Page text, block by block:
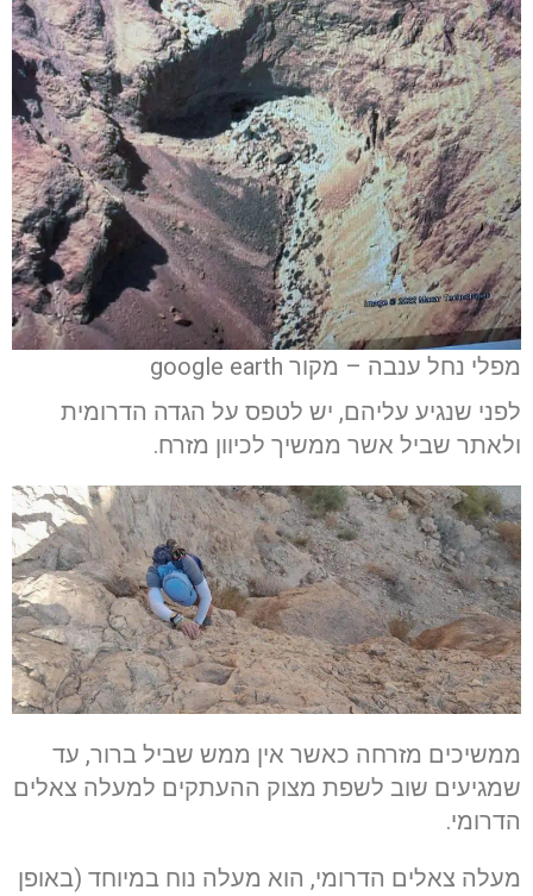
מפלי נחל ענבה – מקור google earth
לפני שנגיע עליהם, יש לטפס על הגדה הדרומית
ולאתר שביל אשר ממשיך לכיוון מזרח.
ממשיכים מזרחה כאשר אין ממש שביל ברור, עד
שמגיעים שוב לשפת מצוק ההעתקים למעלה צאלים
הדרומי.
מעלה צאלים הדרומי, הוא מעלה נוח במיוחד (באופן